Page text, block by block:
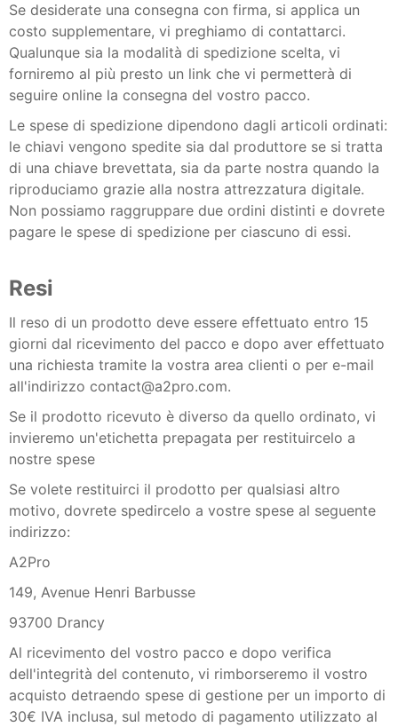
Se desiderate una consegna con firma, si applica un
costo supplementare, vi preghiamo di contattarci.
Qualunque sia la modalità di spedizione scelta, vi
forniremo al più presto un link che vi permetterà di
seguire online la consegna del vostro pacco.
Le spese di spedizione dipendono dagli articoli ordinati:
le chiavi vengono spedite sia dal produttore se si tratta
di una chiave brevettata, sia da parte nostra quando la
riproduciamo grazie alla nostra attrezzatura digitale.
Non possiamo raggruppare due ordini distinti e dovrete
pagare le spese di spedizione per ciascuno di essi.
Resi
Il reso di un prodotto deve essere effettuato entro 15
giorni dal ricevimento del pacco e dopo aver effettuato
una richiesta tramite la vostra area clienti o per e-mail
all'indirizzo contact@a2pro.com.
Se il prodotto ricevuto è diverso da quello ordinato, vi
invieremo un'etichetta prepagata per restituircelo a
nostre spese
Se volete restituirci il prodotto per qualsiasi altro
motivo, dovrete spedircelo a vostre spese al seguente
indirizzo:
A2Pro
149, Avenue Henri Barbusse
93700 Drancy
Al ricevimento del vostro pacco e dopo verifica
dell'integrità del contenuto, vi rimborseremo il vostro
acquisto detraendo spese di gestione per un importo di
30€ IVA inclusa, sul metodo di pagamento utilizzato al